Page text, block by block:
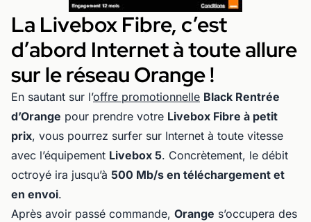
La Livebox Fibre, c’est
d’abord Internet à toute allure
sur le réseau Orange !
En sautant sur l’offre promotionnelle Black Rentrée
d’Orange pour prendre votre Livebox Fibre à petit
prix, vous pourrez surfer sur Internet à toute vitesse
avec l’équipement Livebox 5. Concrètement, le débit
octroyé ira jusqu’à 500 Mb/s en téléchargement et
en envoi.
Après avoir passé commande, Orange s’occupera des